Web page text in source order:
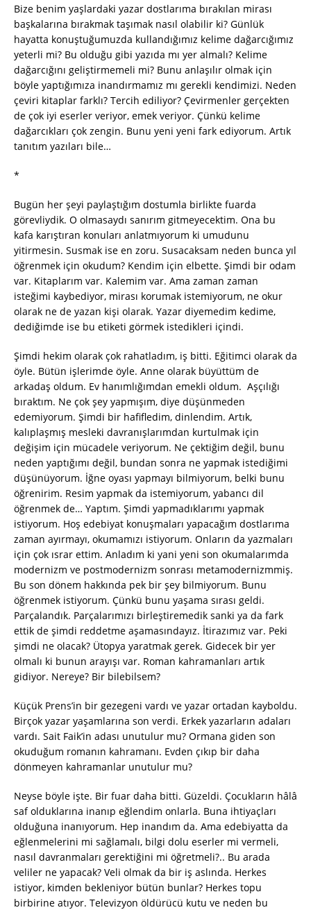
Bize benim yaşlardaki yazar dostlarıma bırakılan mirası
başkalarına bırakmak taşımak nasıl olabilir ki? Günlük
hayatta konuştuğumuzda kullandığımız kelime dağarcığımız
yeterli mi? Bu olduğu gibi yazıda mı yer almalı? Kelime
dağarcığını geliştirmemeli mi? Bunu anlaşılır olmak için
böyle yaptığımıza inandırmamız mı gerekli kendimizi. Neden
çeviri kitaplar farklı? Tercih ediliyor? Çevirmenler gerçekten
de çok iyi eserler veriyor, emek veriyor. Çünkü kelime
dağarcıkları çok zengin. Bunu yeni yeni fark ediyorum. Artık
tanıtım yazıları bile…
*
Bugün her şeyi paylaştığım dostumla birlikte fuarda
görevliydik. O olmasaydı sanırım gitmeyecektim. Ona bu
kafa karıştıran konuları anlatmıyorum ki umudunu
yitirmesin. Susmak ise en zoru. Susacaksam neden bunca yıl
öğrenmek için okudum? Kendim için elbette. Şimdi bir odam
var. Kitaplarım var. Kalemim var. Ama zaman zaman
isteğimi kaybediyor, mirası korumak istemiyorum, ne okur
olarak ne de yazan kişi olarak. Yazar diyemedim kedime,
dediğimde ise bu etiketi görmek istedikleri içindi.
Şimdi hekim olarak çok rahatladım, iş bitti. Eğitimci olarak da
öyle. Bütün işlerimde öyle. Anne olarak büyüttüm de
arkadaş oldum. Ev hanımlığımdan emekli oldum. Aşçılığı
bıraktım. Ne çok şey yapmışım, diye düşünmeden
edemiyorum. Şimdi bir hafifledim, dinlendim. Artık,
kalıplaşmış mesleki davranışlarımdan kurtulmak için
değişim için mücadele veriyorum. Ne çektiğim değil, bunu
neden yaptığımı değil, bundan sonra ne yapmak istediğimi
düşünüyorum. İğne oyası yapmayı bilmiyorum, belki bunu
öğrenirim. Resim yapmak da istemiyorum, yabancı dil
öğrenmek de… Yaptım. Şimdi yapmadıklarımı yapmak
istiyorum. Hoş edebiyat konuşmaları yapacağım dostlarıma
zaman ayırmayı, okumamızı istiyorum. Onların da yazmaları
için çok ısrar ettim. Anladım ki yani yeni son okumalarımda
modernizm ve postmodernizm sonrası metamodernizmmiş.
Bu son dönem hakkında pek bir şey bilmiyorum. Bunu
öğrenmek istiyorum. Çünkü bunu yaşama sırası geldi.
Parçalandık. Parçalarımızı birleştiremedik sanki ya da fark
ettik de şimdi reddetme aşamasındayız. İtirazımız var. Peki
şimdi ne olacak? Ütopya yaratmak gerek. Gidecek bir yer
olmalı ki bunun arayışı var. Roman kahramanları artık
gidiyor. Nereye? Bir bilebilsem?
Küçük Prens’in bir gezegeni vardı ve yazar ortadan kayboldu.
Birçok yazar yaşamlarına son verdi. Erkek yazarların adaları
vardı. Sait Faik’in adası unutulur mu? Ormana giden son
okuduğum romanın kahramanı. Evden çıkıp bir daha
dönmeyen kahramanlar unutulur mu?
Neyse böyle işte. Bir fuar daha bitti. Güzeldi. Çocukların hâlâ
saf olduklarına inanıp eğlendim onlarla. Buna ihtiyaçları
olduğuna inanıyorum. Hep inandım da. Ama edebiyatta da
eğlenmelerini mi sağlamalı, bilgi dolu eserler mi vermeli,
nasıl davranmaları gerektiğini mi öğretmeli?.. Bu arada
veliler ne yapacak? Veli olmak da bir iş aslında. Herkes
istiyor, kimden bekleniyor bütün bunlar? Herkes topu
birbirine atıyor. Televizyon öldürücü kutu ve neden bu